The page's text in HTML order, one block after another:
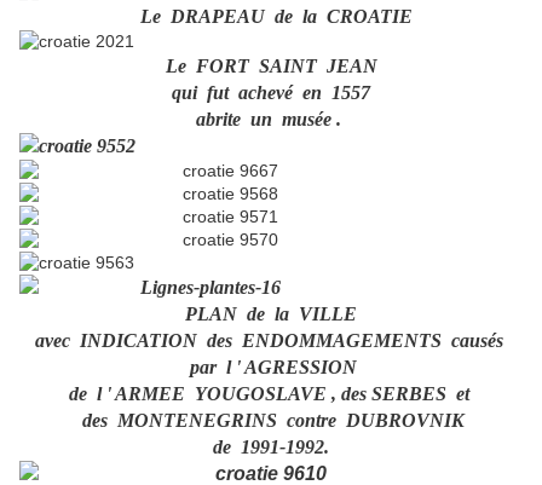
Le DRAPEAU de la CROATIE
Le FORT SAINT JEAN
qui fut achevé en 1557
abrite un musée .
PLAN de la VILLE
avec INDICATION des ENDOMMAGEMENTS causés
par l ' AGRESSION
de l ' ARMEE YOUGOSLAVE , des SERBES et
des MONTENEGRINS contre DUBROVNIK
de 1991-1992.